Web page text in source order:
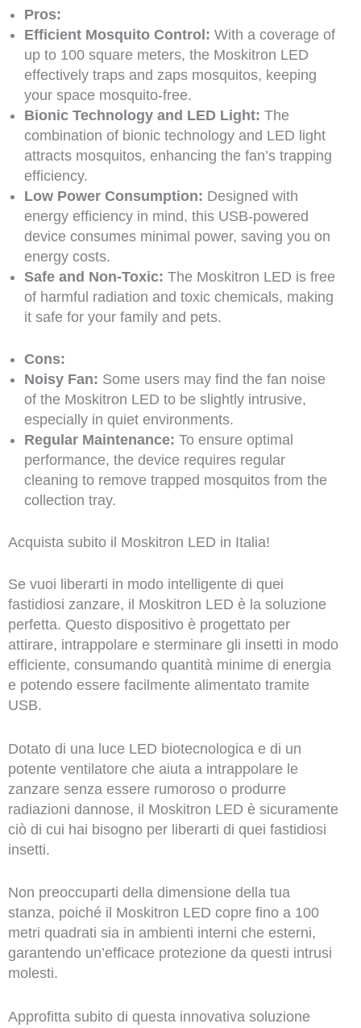
Pros:
Efficient Mosquito Control: With a coverage of
up to 100 square meters, the Moskitron LED
effectively traps and zaps mosquitos, keeping
your space mosquito-free.
Bionic Technology and LED Light: The
combination of bionic technology and LED light
attracts mosquitos, enhancing the fan’s trapping
efficiency.
Low Power Consumption: Designed with
energy efficiency in mind, this USB-powered
device consumes minimal power, saving you on
energy costs.
Safe and Non-Toxic: The Moskitron LED is free
of harmful radiation and toxic chemicals, making
it safe for your family and pets.
Cons:
Noisy Fan: Some users may find the fan noise
of the Moskitron LED to be slightly intrusive,
especially in quiet environments.
Regular Maintenance: To ensure optimal
performance, the device requires regular
cleaning to remove trapped mosquitos from the
collection tray.
Acquista subito il Moskitron LED in Italia!
Se vuoi liberarti in modo intelligente di quei
fastidiosi zanzare, il Moskitron LED è la soluzione
perfetta. Questo dispositivo è progettato per
attirare, intrappolare e sterminare gli insetti in modo
efficiente, consumando quantità minime di energia
e potendo essere facilmente alimentato tramite
USB.
Dotato di una luce LED biotecnologica e di un
potente ventilatore che aiuta a intrappolare le
zanzare senza essere rumoroso o produrre
radiazioni dannose, il Moskitron LED è sicuramente
ciò di cui hai bisogno per liberarti di quei fastidiosi
insetti.
Non preoccuparti della dimensione della tua
stanza, poiché il Moskitron LED copre fino a 100
metri quadrati sia in ambienti interni che esterni,
garantendo un’efficace protezione da questi intrusi
molesti.
Approfitta subito di questa innovativa soluzione